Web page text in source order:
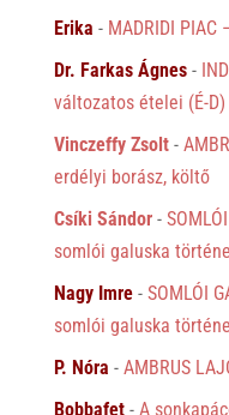
Erika - MADRIDI PIAC
Dr. Farkas Ágnes-
változatos ételei (É-D)
Vinczeffy Zsolt-
erdélyi borász, költő
Csíki Sándor-
somlói galuska
Nagy Imre- SOMLÓI
somlói galuska
P. Nóra - AMBRUS
Bobbafet- A